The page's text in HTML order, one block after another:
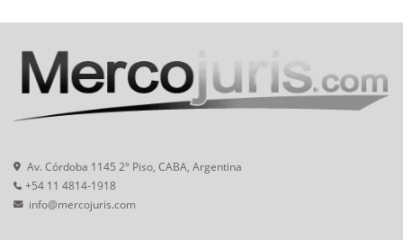
Av. Córdoba 1145 2° Piso, CABA, Argentina
+54 11 4814-1918
info@mercojuris.com